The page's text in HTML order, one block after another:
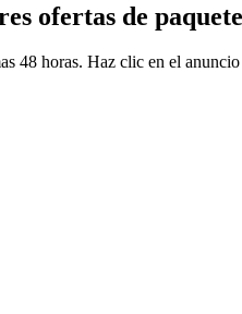
ofertas de
48 horas. Haz clic en el